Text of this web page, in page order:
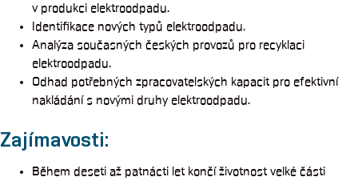
v produkci elektroodpadu.
Identifikace nových typů elektroodpadu.
Analýza současných českých provozů pro recyklaci
elektroodpadu.
Odhad potřebných zpracovatelských kapacit pro efektivní
nakládání s novými druhy elektroodpadu.
Zajímavosti:
Během deseti až patnácti let končí životnost velké části